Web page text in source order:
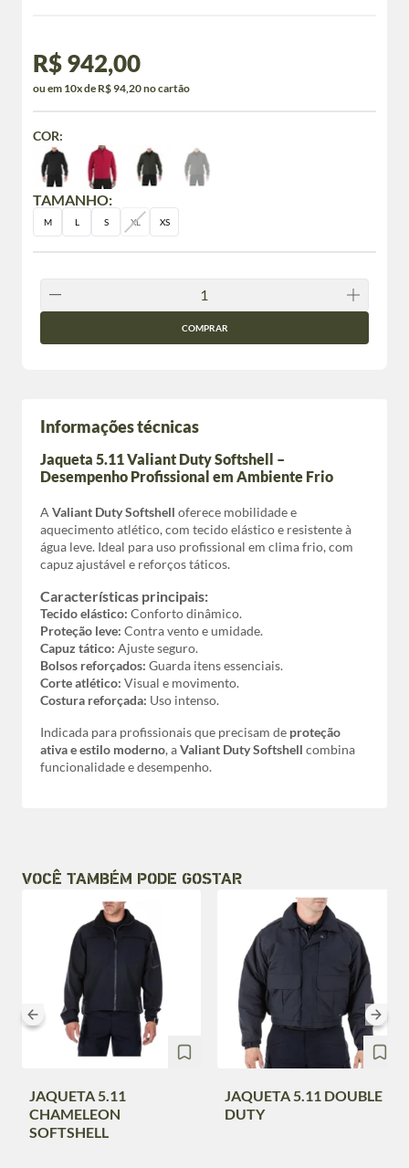
R$ 942,00
ou em 10x de R$ 94,20 no cartão
TAMANHO:
M L S XL XS
COR:
COMPRAR
Informações técnicas
Jaqueta 5.11 Valiant Duty Softshell –
Desempenho Profissional em Ambiente Frio
A Valiant Duty Softshell oferece mobilidade e
aquecimento atlético, com tecido elástico e resistente à
água leve. Ideal para uso profissional em clima frio, com
capuz ajustável e reforços táticos.
Características principais:
Tecido elástico: Conforto dinâmico.
Proteção leve: Contra vento e umidade.
Capuz tático: Ajuste seguro.
Bolsos reforçados: Guarda itens essenciais.
Corte atlético: Visual e movimento.
Costura reforçada: Uso intenso.
Indicada para profissionais que precisam de proteção
ativa e estilo moderno, aValiant Duty Softshell combina
funcionalidade e desempenho.
VOCÊ TAMBÉM PODE GOSTAR
JAQUETA 5.11
CHAMELEON
SOFTSHELL
JAQUETA 5.11 DOUBLE
DUTY